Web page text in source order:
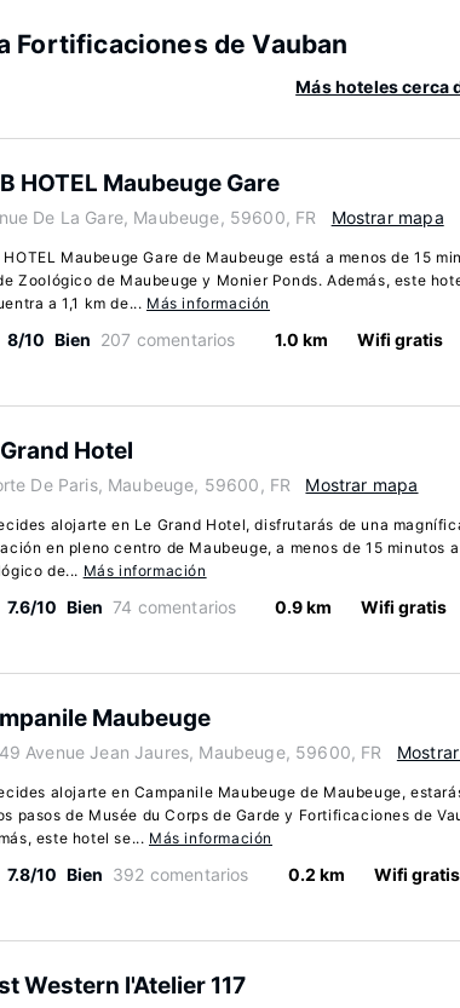
Fortificaciones de Vauban
Más hoteles cerca
HOTEL Maubeuge Gare
De La Gare, Maubeuge, 59600, FR Mostrar mapa
HOTEL Maubeuge Gare de Maubeuge está a menos de 15
Zoológico de Maubeuge y Monier Ponds. Además, este
a 1,1 km de... Más información
8/10 Bien 207 comentarios 1.0 km Wifi gratis
Hotel
De Paris, Maubeuge, 59600, FR Mostrar mapa
alojarte en Le Grand Hotel, disfrutarás de una
en pleno centro de Maubeuge, a menos de 15 minutos
de... Más información
7.6/10 Bien 74 comentarios 0.9 km Wifi gratis
Maubeuge
Avenue Jean Jaures, Maubeuge, 59600, FR
alojarte en Campanile Maubeuge de Maubeuge,
pasos de Musée du Corps de Garde y Fortificaciones de
este hotel se... Más información
7.8/10 Bien 392 comentarios 0.2 km Wifi gratis
Western l'Atelier 117